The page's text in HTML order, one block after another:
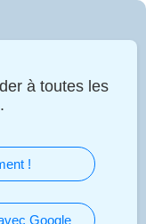
à toutes les
!
Google